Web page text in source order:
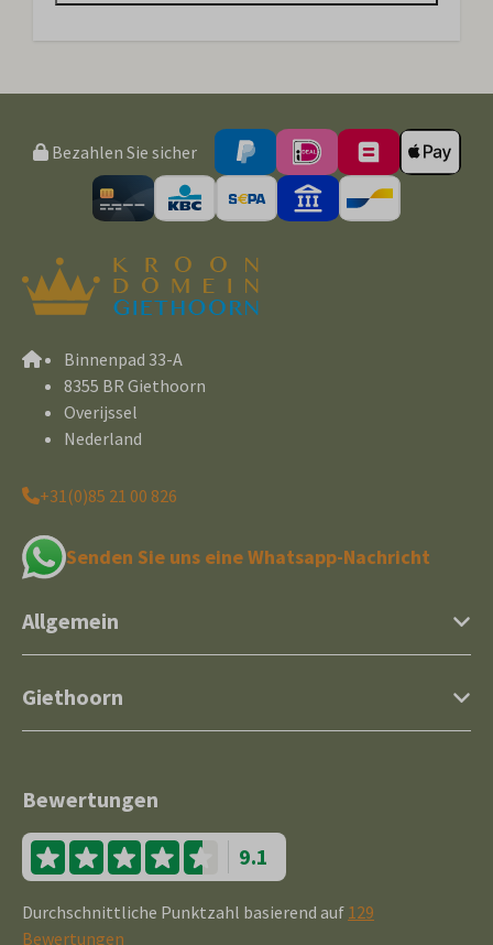
Bezahlen Sie sicher
Binnenpad 33-A
8355 BR Giethoorn
Overijssel
Nederland
+31(0)85 21 00 826
Senden Sie uns eine Whatsapp-Nachricht
Allgemein
Giethoorn
Bewertungen
9.1
Durchschnittliche Punktzahl basierend auf 129
Bewertungen